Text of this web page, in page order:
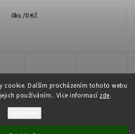
cookie. Dalším procházením tohoto webu
používáním.. Více informací zde.
0ks /0 Kč